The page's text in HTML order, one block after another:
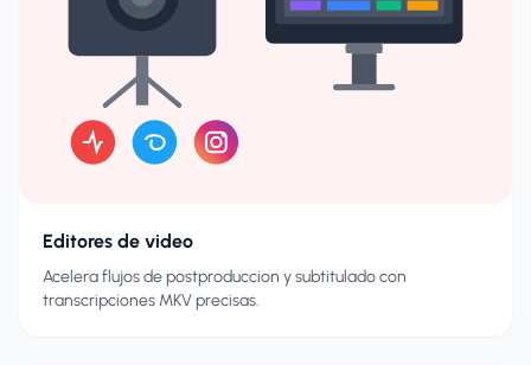
Editores de video
Acelera flujos de postproduccion y subtitulado con
transcripciones MKV precisas.